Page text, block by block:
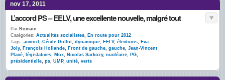
nov 17, 2011
L’accord PS – EELV, une excellente nouvelle, malgré tout
Par Romain
Catégories: Actualités socialistes, En route pour 2012
Tags: accord , Cécile Duflot, dynamique, EELV, élections, Eva
Joly, François Hollande, Front de gauche, gauche, Jean-Vincent
Placé, législatives, Mox, Nicolas Sarkozy, nucléaire, PG,
présidentielle, ps, UMP, unité, verts